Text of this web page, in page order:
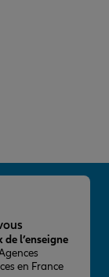
de l’enseigne
en France